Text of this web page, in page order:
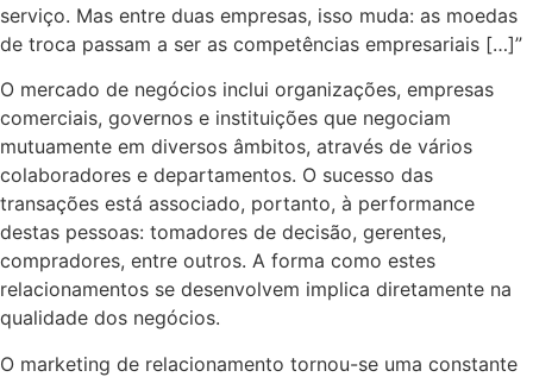
serviço. Mas entre duas empresas, isso muda: as moedas
de troca passam a ser as competências empresariais […]”
O mercado de negócios inclui organizações, empresas
comerciais, governos e instituições que negociam
mutuamente em diversos âmbitos, através de vários
colaboradores e departamentos. O sucesso das
transações está associado, portanto, à performance
destas pessoas: tomadores de decisão, gerentes,
compradores, entre outros. A forma como estes
relacionamentos se desenvolvem implica diretamente na
qualidade dos negócios.
O marketing de relacionamento tornou-se uma constante